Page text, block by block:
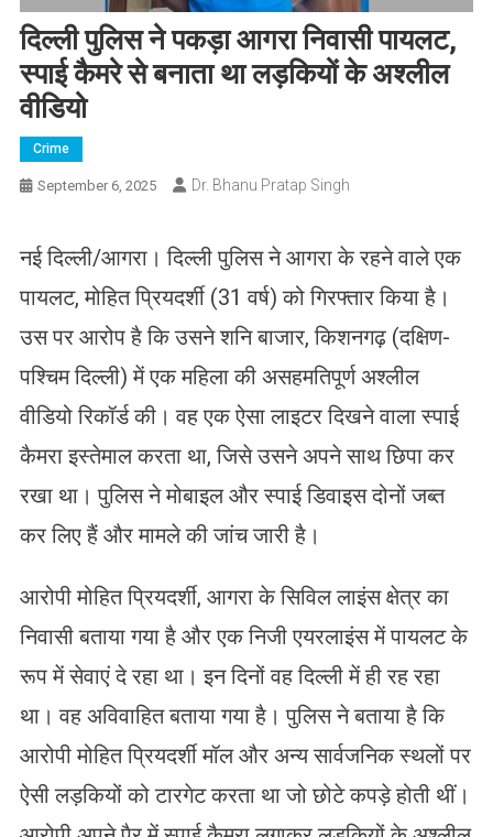
दिल्ली पुलिस ने पकड़ा आगरा निवासी पायलट,
स्पाई कैमरे से बनाता था लड़कियों के अश्लील
वीडियो
Crime
September 6, 2025 Dr. Bhanu Pratap Singh
नई दिल्ली/आगरा। दिल्ली पुलिस ने आगरा के रहने वाले एक
पायलट, मोहित प्रियदर्शी (31 वर्ष) को गिरफ्तार किया है।
उस पर आरोप है कि उसने शनि बाजार, किशनगढ़ (दक्षिण-
पश्चिम दिल्ली) में एक महिला की असहमतिपूर्ण अश्लील
वीडियो रिकॉर्ड की। वह एक ऐसा लाइटर दिखने वाला स्पाई
कैमरा इस्तेमाल करता था, जिसे उसने अपने साथ छिपा कर
रखा था। पुलिस ने मोबाइल और स्पाई डिवाइस दोनों जब्त
कर लिए हैं और मामले की जांच जारी है।
आरोपी मोहित प्रियदर्शी, आगरा के सिविल लाइंस क्षेत्र का
निवासी बताया गया है और एक निजी एयरलाइंस में पायलट के
रूप में सेवाएं दे रहा था। इन दिनों वह दिल्ली में ही रह रहा
था। वह अविवाहित बताया गया है। पुलिस ने बताया है कि
आरोपी मोहित प्रियदर्शी मॉल और अन्य सार्वजनिक स्थलों पर
ऐसी लड़कियों को टारगेट करता था जो छोटे कपड़े होती थीं।